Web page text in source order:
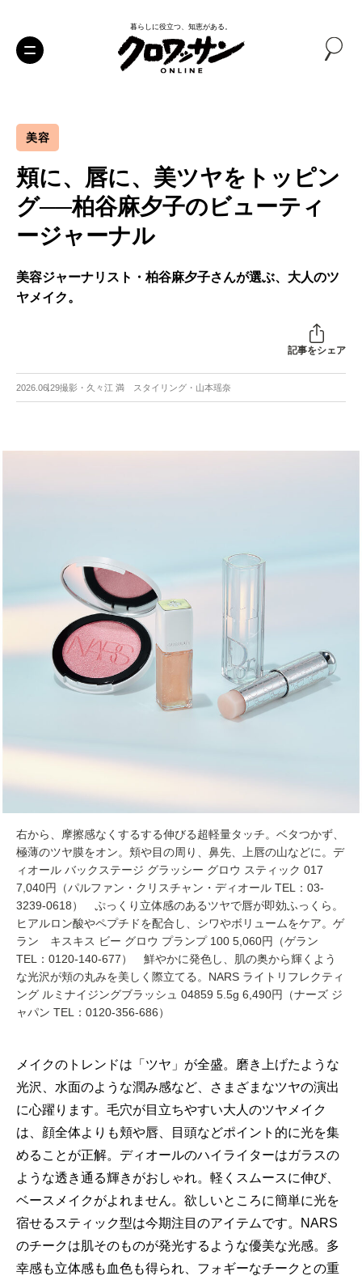
暮らしに役立つ、知恵がある。
美容
頬に、唇に、美ツヤをトッピン
グ──柏谷麻夕子のビューティ
ージャーナル
美容ジャーナリスト・柏谷麻夕子さんが選ぶ、大人のツ
ヤメイク。
記事をシェア
2026.06.29撮影・久々江 満 スタイリング・山本瑶奈
右から、摩擦感なくするする伸びる超軽量タッチ。ベタつかず、
極薄のツヤ膜をオン。頬や目の周り、鼻先、上唇の山などに。デ
ィオール バックステージ グラッシー グロウ スティック 017
7,040円（パルファン・クリスチャン・ディオール TEL：03-
3239-0618） ぷっくり立体感のあるツヤで唇が即効ふっくら。
ヒアルロン酸やペプチドを配合し、シワやボリュームをケア。ゲ
ラン キスキス ビー グロウ プランプ 100 5,060円（ゲラン
TEL：0120-140-677） 鮮やかに発色し、肌の奥から輝くよう
な光沢が頬の丸みを美しく際立てる。NARS ライトリフレクティ
ング ルミナイジングブラッシュ 04859 5.5g 6,490円（ナーズ ジ
ャパン TEL：0120-356-686）
メイクのトレンドは「ツヤ」が全盛。磨き上げたような
光沢、水面のような潤み感など、さまざまなツヤの演出
に心躍ります。毛穴が目立ちやすい大人のツヤメイク
は、顔全体よりも頬や唇、目頭などポイント的に光を集
めることが正解。ディオールのハイライターはガラスの
ような透き通る輝きがおしゃれ。軽くスムースに伸び、
ベースメイクがよれません。欲しいところに簡単に光を
宿せるスティック型は今期注目のアイテムです。NARS
のチークは肌そのものが発光するような優美な光感。多
幸感も立体感も血色も得られ、フォギーなチークとの重